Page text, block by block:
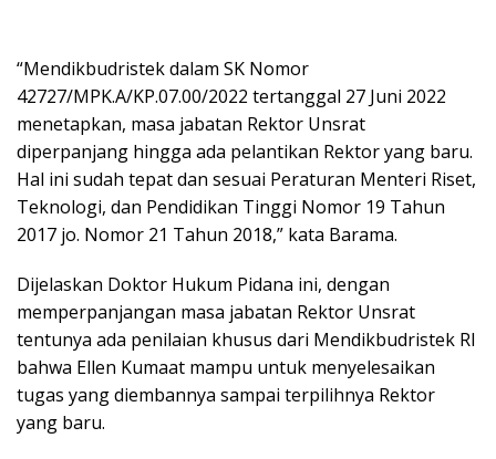
“Mendikbudristek dalam SK Nomor
42727/MPK.A/KP.07.00/2022 tertanggal 27 Juni 2022
menetapkan, masa jabatan Rektor Unsrat
diperpanjang hingga ada pelantikan Rektor yang baru.
Hal ini sudah tepat dan sesuai Peraturan Menteri Riset,
Teknologi, dan Pendidikan Tinggi Nomor 19 Tahun
2017 jo. Nomor 21 Tahun 2018,” kata Barama.
Dijelaskan Doktor Hukum Pidana ini, dengan
memperpanjangan masa jabatan Rektor Unsrat
tentunya ada penilaian khusus dari Mendikbudristek RI
bahwa Ellen Kumaat mampu untuk menyelesaikan
tugas yang diembannya sampai terpilihnya Rektor
yang baru.